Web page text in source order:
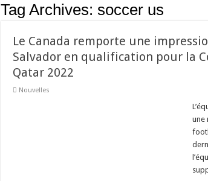
Tag Archives: soccer us
Le Canada remporte une
Salvador en qualification pour la
Qatar 2022
Nouvelles
une